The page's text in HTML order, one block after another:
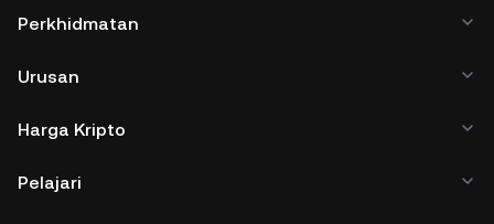
Perkhidmatan
Urusan
Harga Kripto
Pelajari